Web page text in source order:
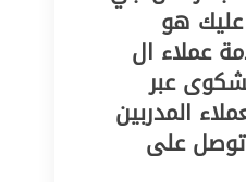
هو
عملاء ال
عبر
المدربين
على